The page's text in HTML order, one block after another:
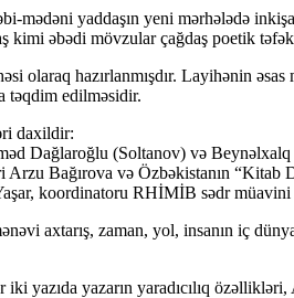
yaddaşın yeni mərhələdə
kimi əbədi mövzular çağdaş poetik
hazırlanmışdır. Layihənin əsas
təqdim edilməsidir.
daxildir:
Dağlaroğlu (Soltanov) və
Bağırova və Özbəkistanın “Kitab
koordinatoru RHİMİB sədr
axtarış, zaman, yol, insanın iç
yazıda yazarın yaradıcılıq